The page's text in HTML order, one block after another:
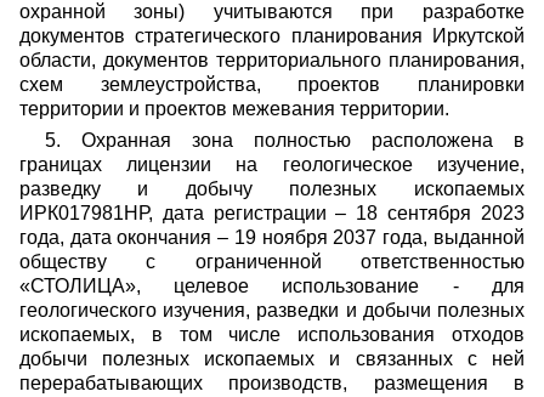
охранной зоны) учитываются при разработке
документов стратегического планирования Иркутской
области, документов территориального планирования,
схем землеустройства, проектов планировки
территории и проектов межевания территории.
5. Охранная зона полностью расположена в
границах лицензии на геологическое изучение,
разведку и добычу полезных ископаемых
ИРК017981НР, дата регистрации – 18 сентября 2023
года, дата окончания – 19 ноября 2037 года, выданной
обществу с ограниченной ответственностью
«СТОЛИЦА», целевое использование - для
геологического изучения, разведки и добычи полезных
ископаемых, в том числе использования отходов
добычи полезных ископаемых и связанных с ней
перерабатывающих производств, размещения в